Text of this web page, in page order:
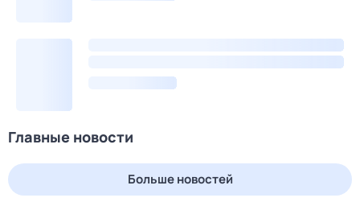
Главные новости
Больше новостей